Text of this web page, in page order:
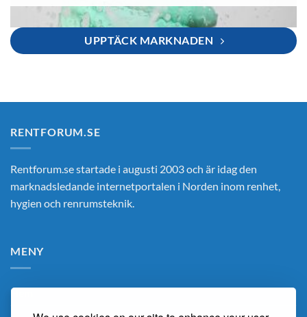
UPPTÄCK MARKNADEN
RENTFORUM.SE
Rentforum.se startade i augusti 2003 och är idag den
marknadsledande internetportalen i Norden inom renhet,
hygien och renrumsteknik.
MENY
Hem